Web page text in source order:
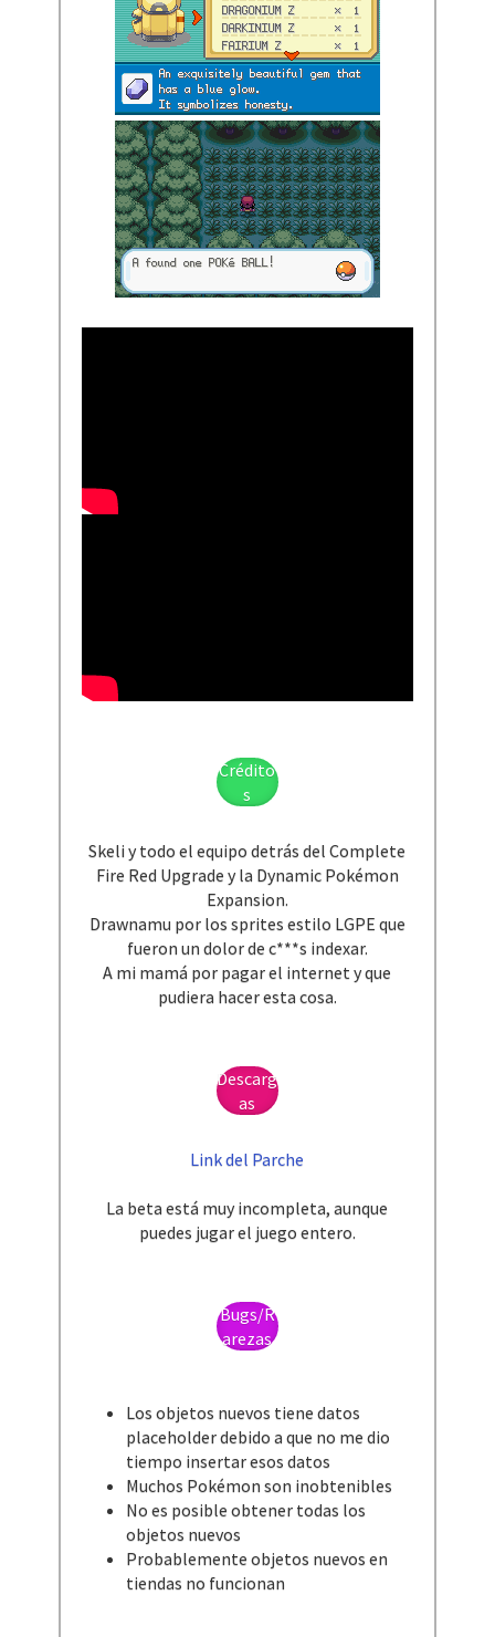
Crédito
s
Skeli y todo el equipo detrás del Complete
Fire Red Upgrade y la Dynamic Pokémon
Expansion.
Drawnamu por los sprites estilo LGPE que
fueron un dolor de c***s indexar.
A mi mamá por pagar el internet y que
pudiera hacer esta cosa.
Descarg
as
Link del Parche
La beta está muy incompleta, aunque
puedes jugar el juego entero.
Bugs/R
arezas
Los objetos nuevos tiene datos
placeholder debido a que no me dio
tiempo insertar esos datos​
Muchos Pokémon son inobtenibles​
No es posible obtener todas los
objetos nuevos​
Probablemente objetos nuevos en
tiendas no funcionan​